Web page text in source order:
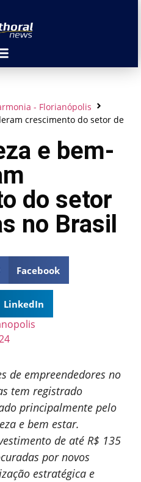
- Florianópolis
crescimento do setor de
e bem-
do setor
no Brasil
Facebook
LinkedIn
de empreendedores no
tem registrado
principalmente pelo
e bem estar.
de até R$ 135
por novos
estratégica e